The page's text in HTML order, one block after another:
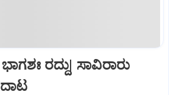
ರದ್ದು| ಸಾವಿರಾರು